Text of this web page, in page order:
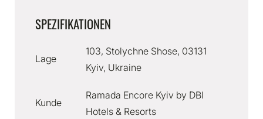
SPEZIFIKATIONEN
Lage
103, Stolychne Shose, 03131
Kyiv, Ukraine
Kunde
Ramada Encore Kyiv by DBI
Hotels & Resorts